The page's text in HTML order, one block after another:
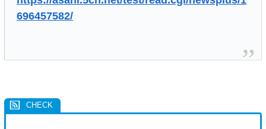
696457582/